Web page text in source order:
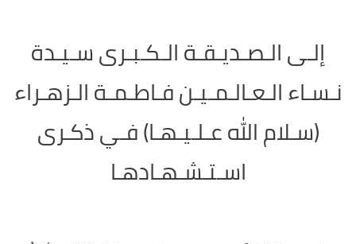
إلـى الـصـديـقـة الـكـبـرى سـيـدة
نـسـاء الـعـالـمـيـن فـاطـمـة الـزهـراء
(سـلام الله عـلـيـهـا) فـي ذكـرى
اسـتـشـهـادهـا